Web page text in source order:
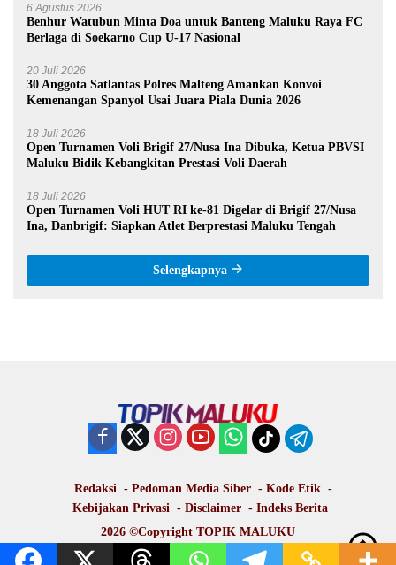
6 Agustus 2026
Benhur Watubun Minta Doa untuk Banteng Maluku Raya FC
Berlaga di Soekarno Cup U-17 Nasional
20 Juli 2026
30 Anggota Satlantas Polres Malteng Amankan Konvoi
Kemenangan Spanyol Usai Juara Piala Dunia 2026
18 Juli 2026
Open Turnamen Voli Brigif 27/Nusa Ina Dibuka, Ketua PBVSI
Maluku Bidik Kebangkitan Prestasi Voli Daerah
18 Juli 2026
Open Turnamen Voli HUT RI ke-81 Digelar di Brigif 27/Nusa
Ina, Danbrigif: Siapkan Atlet Berprestasi Maluku Tengah
Selengkapnya
Redaksi Pedoman Media Siber
Kode Etik
Kebijakan Privasi
Disclaimer
Indeks Berita
2026 ©Copyright TOPIK MALUKU